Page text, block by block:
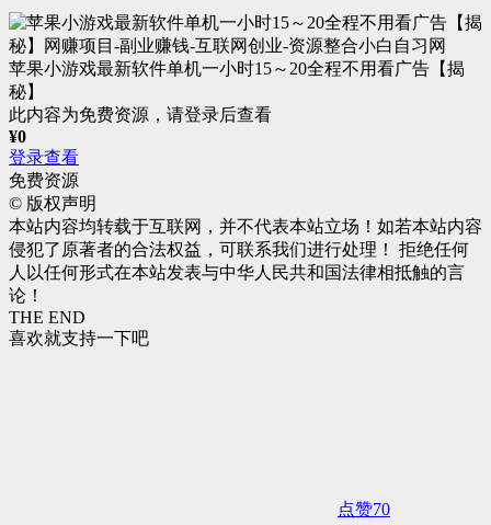
苹果小游戏最新软件单机一小时15～20全程不用看广告【揭
秘】
此内容为免费资源，请登录后查看
¥0
登录查看
免费资源
© 版权声明
本站内容均转载于互联网，并不代表本站立场！如若本站内容
侵犯了原著者的合法权益，可联系我们进行处理！ 拒绝任何
人以任何形式在本站发表与中华人民共和国法律相抵触的言
论！
THE END
喜欢就支持一下吧
点赞70